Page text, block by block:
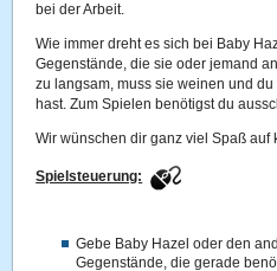
bei der Arbeit.
Wie immer dreht es sich bei Baby
Gegenstände, die sie oder jemand
zu langsam, muss sie weinen und
hast. Zum Spielen benötigst du
Wir wünschen dir ganz viel Spaß auf
Spielsteuerung:
Gebe Baby Hazel oder den
Gegenstände, die gerade